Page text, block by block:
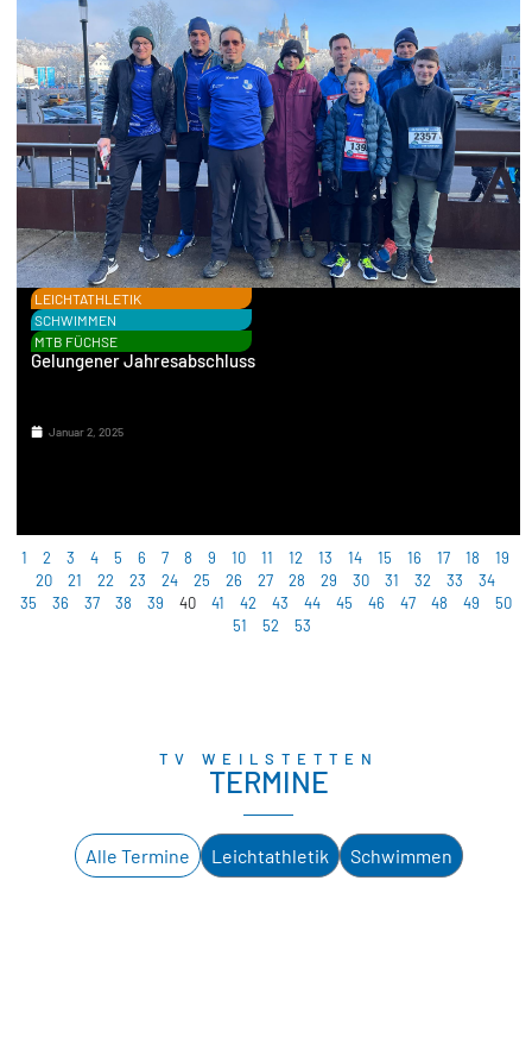
LEICHTATHLETIK
SCHWIMMEN
MTB FÜCHSE
Gelungener Jahresabschluss
Januar 2, 2025
1 2 3 4 5 6 7 8 9 10 11 12 13 14 15 16 17 18
19
20
21 22 23 24 25 26 27 28 29 30 31 32 33
34
35
36 37 38 39 40 41 42 43 44 45 46 47 48 49
50
51
52 53
TV WEILSTETTEN
TERMINE
Leichtathletik Schwimmen
Alle Termine